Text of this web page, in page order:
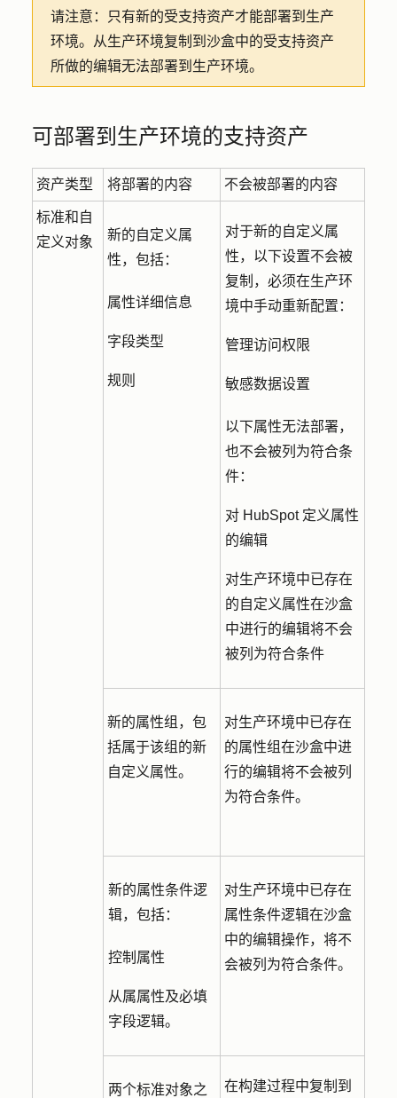
请注意：
只有新的受支持资产才能部署到生产
环境。从生产环境复制到沙盒中的受支持资产
所做的编辑无法部署到生产环境。
可部署到生产环境的支持资产
资产类型 将部署的内容 不会被部署的内容
标准和自
定义对象
新的自定义属
性，包括：
属性详细信息
字段类型
规则
对于新的自定义属
性，以下设置不会被
复制，必须在生产环
境中手动重新配置：
管理访问权限
敏感数据设置
以下属性无法部署，
也不会被列为符合条
件：
对 HubSpot 定义属性
的编辑
对生产环境中已存在
的自定义属性在沙盒
中进行的编辑将不会
被列为符合条件
新的属性组，包
括属于该组的新
自定义属性。
对生产环境中已存在
的属性组在沙盒中进
行的编辑将不会被列
为符合条件。
新的属性条件逻
辑，包括：
控制属性
从属属性及必填
字段逻辑。
对生产环境中已存在
属性条件逻辑在沙盒
中的编辑操作，将不
会被列为符合条件。
两个标准对象之
在构建过程中复制到